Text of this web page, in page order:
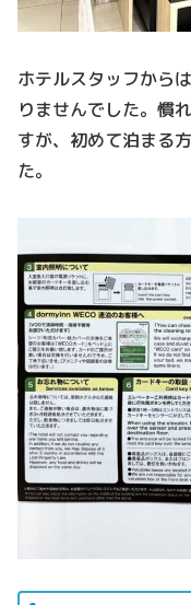
ホテルスタッフから
りませんでした。慣
すが、初めて泊まる
た。